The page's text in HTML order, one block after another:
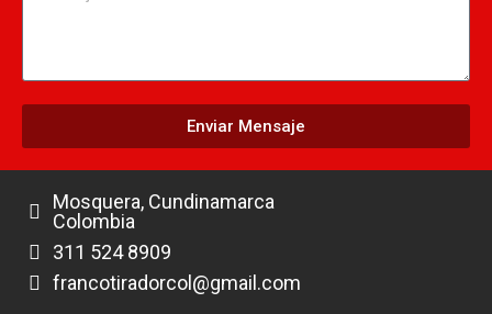
Enviar Mensaje
Mosquera, Cundinamarca
Colombia
311 524 8909
francotiradorcol@gmail.com